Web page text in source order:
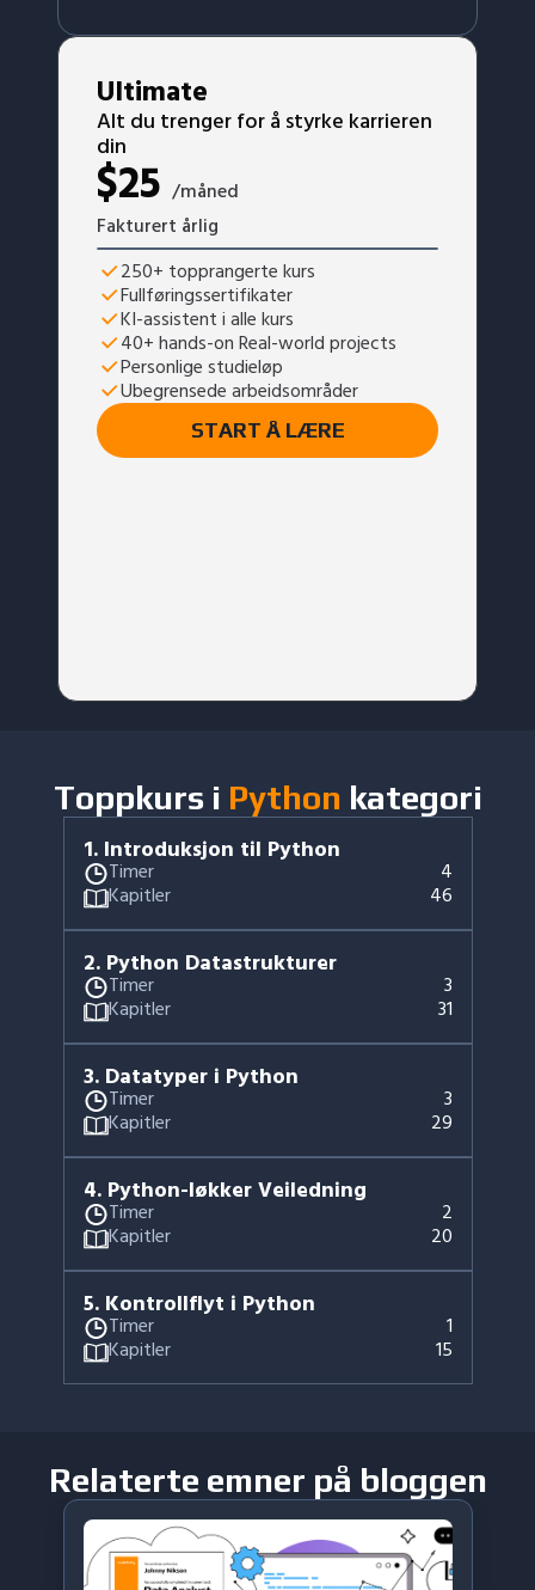
Ultimate
Alt du trenger for å styrke karrieren
din
$25 /måned
Fakturert årlig
250+ topprangerte kurs
Fullføringssertifikater
KI-assistent i alle kurs
40+ hands-on Real-world projects
Personlige studieløp
Ubegrensede arbeidsområder
START Å LÆRE
Toppkurs i Python kategori
1. Introduksjon til Python
Timer 4
Kapitler 46
2. Python Datastrukturer
Timer 3
Kapitler 31
3. Datatyper i Python
Timer 3
Kapitler 29
4. Python-løkker Veiledning
Timer 2
Kapitler 20
5. Kontrollflyt i Python
Timer 1
Kapitler 15
Relaterte emner på bloggen